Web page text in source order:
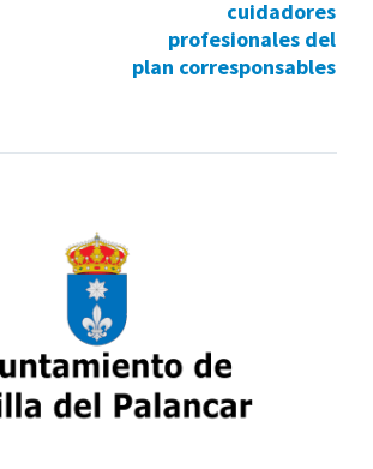
cuidadores
profesionales del
plan corresponsables